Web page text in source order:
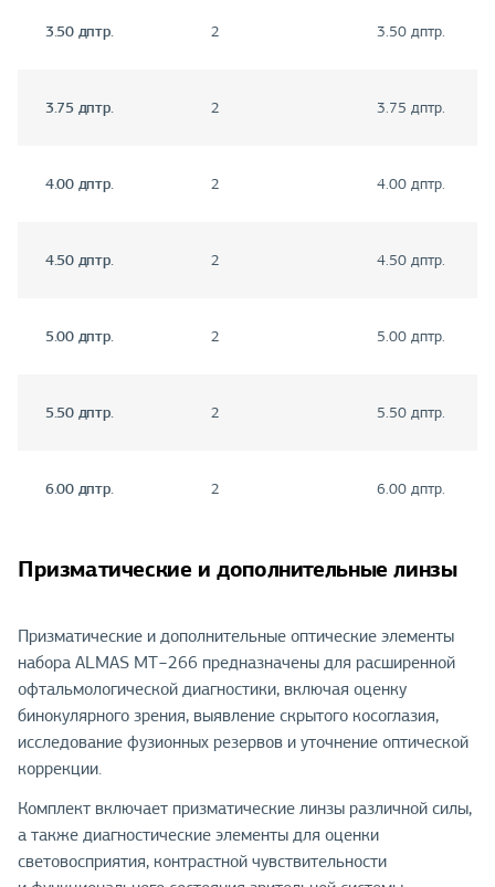
3.50 дптр. 2 3.50 дптр.
3.75 дптр. 2 3.75 дптр.
4.00 дптр. 2 4.00 дптр.
4.50 дптр. 2 4.50 дптр.
5.00 дптр. 2 5.00 дптр.
5.50 дптр. 2 5.50 дптр.
6.00 дптр. 2 6.00 дптр.
Призматические и дополнительные линзы
Призматические и дополнительные оптические элементы
набора ALMAS MT−266 предназначены для расширенной
офтальмологической диагностики, включая оценку
бинокулярного зрения, выявление скрытого косоглазия,
исследование фузионных резервов и уточнение оптической
коррекции.
Комплект включает призматические линзы различной силы,
а также диагностические элементы для оценки
световосприятия, контрастной чувствительности